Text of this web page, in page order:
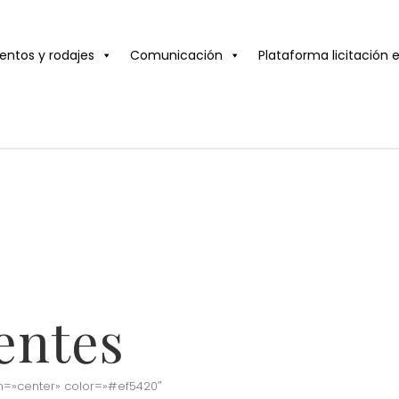
y rodajes Comunicación Plataforma licitación
color=»#ef5420″